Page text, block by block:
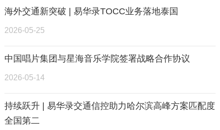
海外交通新突破 | 易华录TOCC业务落地泰国
2026-05-25
中国唱片集团与星海音乐学院签署战略合作协议
2026-05-14
持续跃升 | 易华录交通信控助力哈尔滨高峰方案匹配度
全国第二